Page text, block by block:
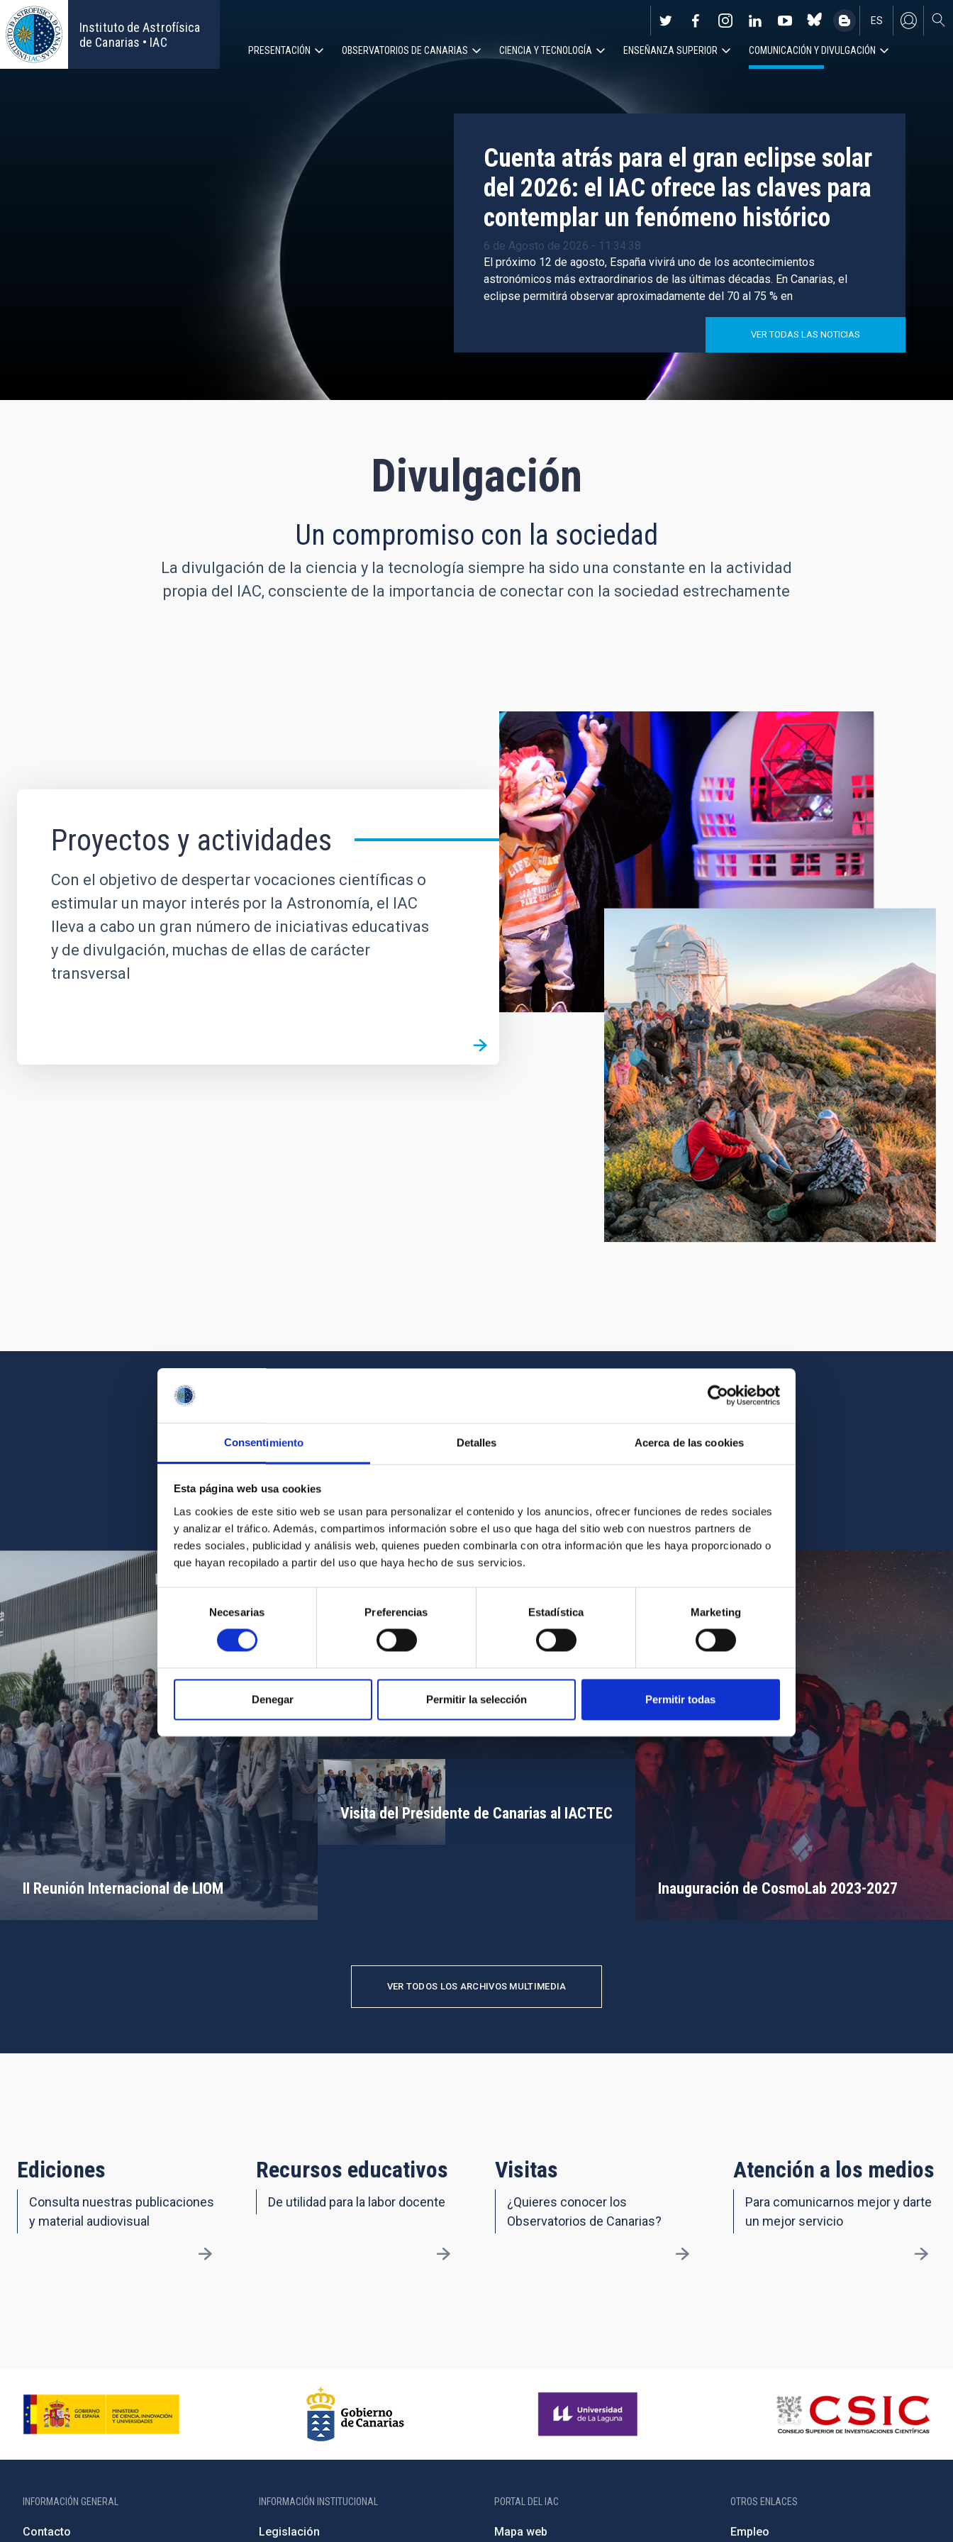
Consentimiento Detalles Acerca de las cookies
Esta página web usa cookies
Las cookies de este sitio web se usan para personalizar el contenido y los anuncios, ofrecer funciones de redes sociales
y analizar el tráfico. Además, compartimos información sobre el uso que haga del sitio web con nuestros partners de
redes sociales, publicidad y análisis web, quienes pueden combinarla con otra información que les haya proporcionado o
que hayan recopilado a partir del uso que haya hecho de sus servicios.
de
consentimiento
Necesarias Preferencias Estadística Marketing
Denegar Permitir la selección Permitir todas
Pasar
al
contenido
principal
Instituto de Astrofísica
de Canarias • IAC
EN
ES
PRESENTACIÓN OBSERVATORIOS DE CANARIAS CIENCIA Y TECNOLOGÍA ENSEÑANZA SUPERIOR COMUNICACIÓN Y DIVULGACIÓN
Cuenta atrás para el gran eclipse solar
del 2026: el IAC ofrece las claves para
contemplar un fenómeno histórico
6 de Agosto de 2026 - 11:34:38
El próximo 12 de agosto, España vivirá uno de los acontecimientos
astronómicos más extraordinarios de las últimas décadas. En Canarias, el
eclipse permitirá observar aproximadamente del 70 al 75 % en
VER TODAS LAS NOTICIAS
Divulgación
Un compromiso con la sociedad
La divulgación de la ciencia y la tecnología siempre ha sido una constante en la actividad
propia del IAC, consciente de la importancia de conectar con la sociedad estrechamente
Proyectos y actividades
Con el objetivo de despertar vocaciones científicas o
estimular un mayor interés por la Astronomía, el IAC
lleva a cabo un gran número de iniciativas educativas
y de divulgación, muchas de ellas de carácter
transversal
Galería multimedia
II Reunión Internacional de LIOM Inauguración de CosmoLab 2023-2027
Visita del Presidente de Canarias al IACTEC
VER TODOS LOS ARCHIVOS MULTIMEDIA
Ediciones
Consulta nuestras publicaciones
y material audiovisual
Recursos educativos
De utilidad para la labor docente
Visitas
¿Quieres conocer los
Observatorios de Canarias?
Atención a los medios
Para comunicarnos mejor y darte
un mejor servicio
INFORMACIÓN GENERAL
Contacto
INFORMACIÓN INSTITUCIONAL
Legislación
PORTAL DEL IAC
Mapa web
OTROS ENLACES
Empleo